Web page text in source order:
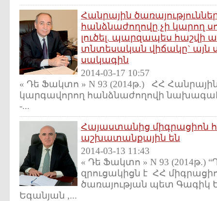
Հանրային
հանձնաժողովը չի կարող
լուծել. պարզապես հաշվի
տնտեսական վիճակը` այն
սակագին
2014-03-17 10:57
« Դե Ֆակտո » N 93 (2014թ.) ՀՀ
կարգավորող հանձնաժողովի
-...
Հայաստանից միգրացիոն
աշխատանքային են
2014-03-13 11:43
« Դե Ֆակտո » N 93
զրուցակիցն է ՀՀ
ծառայության պետ Գագիկ
Եգանյան ,...